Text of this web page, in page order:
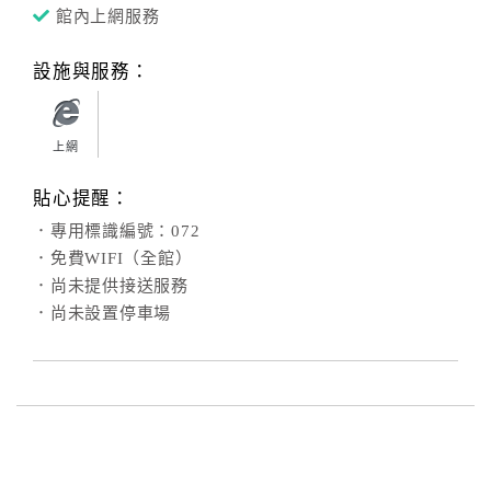
館內上網服務
設施與服務：
上網
貼心提醒：
．專用標識編號：072
．免費WIFI（全館）
．尚未提供接送服務
．尚未設置停車場